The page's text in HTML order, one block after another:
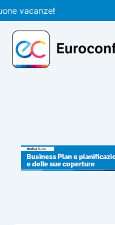
Vai
al
contenuto